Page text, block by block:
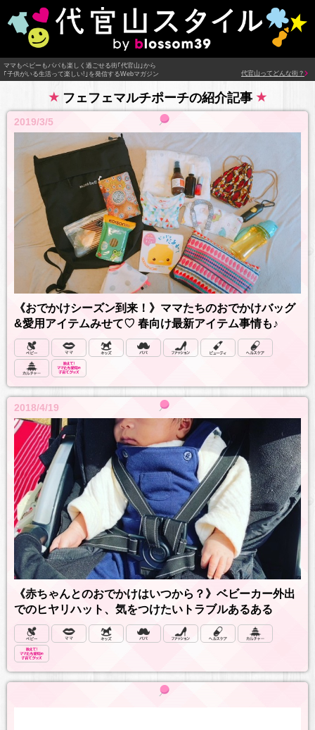
ママもベビーもパパも楽しく過ごせる街｢代官山｣から
｢子供がいる生活って楽しい!｣を発信するWebマガジン
代官山ってどんな街？
フェフェマルチポーチの紹介記事
2019/3/5
《おでかけシーズン到来！》ママたちのおでかけバッグ
&愛用アイテムみせて♡ 春向け最新アイテム事情も♪
2018/4/19
《赤ちゃんとのおでかけはいつから？》ベビーカー外出
でのヒヤリハット、気をつけたいトラブルあるある